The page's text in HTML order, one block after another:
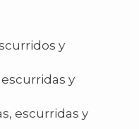
y
escurridas y
escurridas y